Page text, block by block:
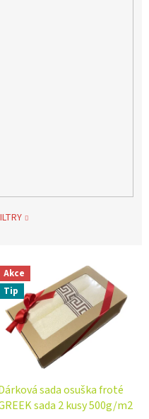
Akce
Tip
sada osuška froté
sada 2 kusy 500g/m2